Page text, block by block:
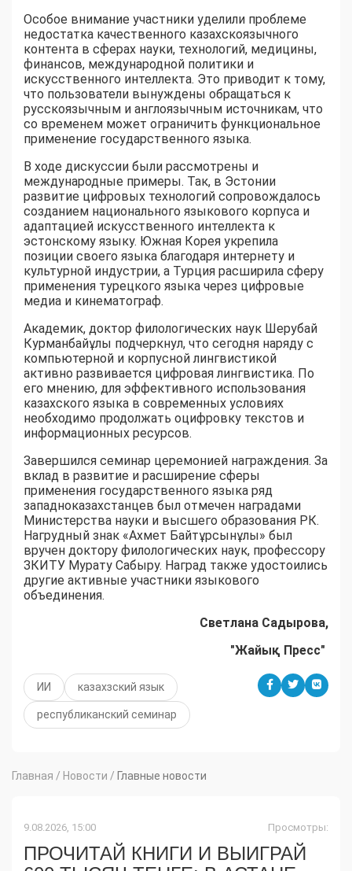
Особое внимание участники уделили проблеме
недостатка качественного казахскоязычного
контента в сферах науки, технологий, медицины,
финансов, международной политики и
искусственного интеллекта. Это приводит к тому,
что пользователи вынуждены обращаться к
русскоязычным и англоязычным источникам, что
со временем может ограничить функциональное
применение государственного языка.
В ходе дискуссии были рассмотрены и
международные примеры. Так, в Эстонии
развитие цифровых технологий сопровождалось
созданием национального языкового корпуса и
адаптацией искусственного интеллекта к
эстонскому языку. Южная Корея укрепила
позиции своего языка благодаря интернету и
культурной индустрии, а Турция расширила сферу
применения турецкого языка через цифровые
медиа и кинематограф.
Академик, доктор филологических наук Шерубай
Курманбайұлы подчеркнул, что сегодня наряду с
компьютерной и корпусной лингвистикой
активно развивается цифровая лингвистика. По
его мнению, для эффективного использования
казахского языка в современных условиях
необходимо продолжать оцифровку текстов и
информационных ресурсов.
Завершился семинар церемонией награждения. За
вклад в развитие и расширение сферы
применения государственного языка ряд
западноказахстанцев был отмечен наградами
Министерства науки и высшего образования РК.
Нагрудный знак «Ахмет Байтұрсынұлы» был
вручен доктору филологических наук, профессору
ЗКИТУ Мурату Сабыру. Наград также удостоились
другие активные участники языкового
объединения.
Светлана Садырова,
"Жайық Пресс"
ИИ казахзский язык
республиканский семинар
Главная / Новости / Главные новости
9.08.2026, 15:00 Просмотры:
ПРОЧИТАЙ КНИГИ И ВЫИГРАЙ